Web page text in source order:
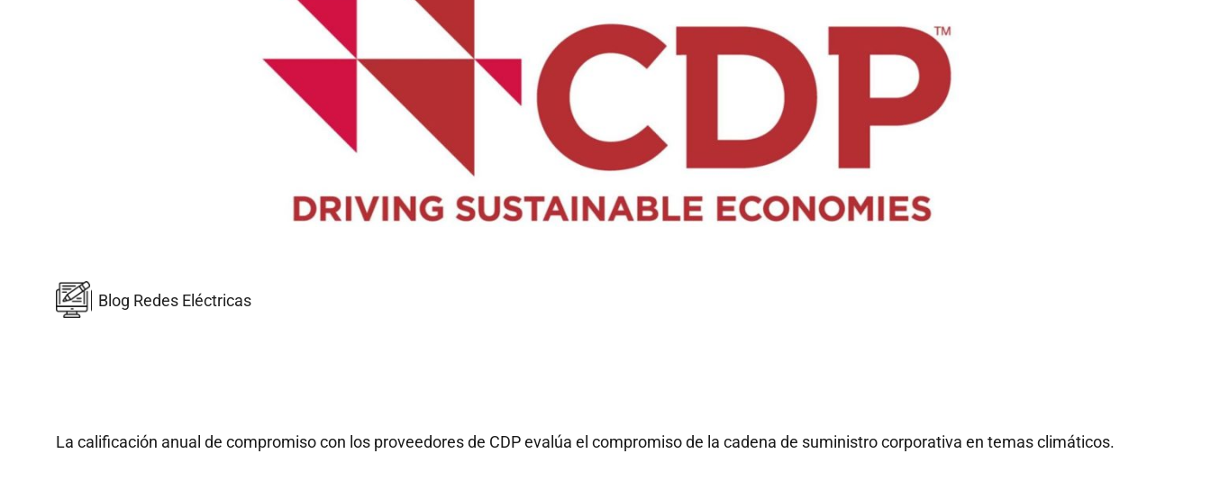
Blog Redes Eléctricas
La calificación anual de compromiso con los proveedores de CDP evalúa el compromiso de la cadena de suministro corporativa en temas climáticos.